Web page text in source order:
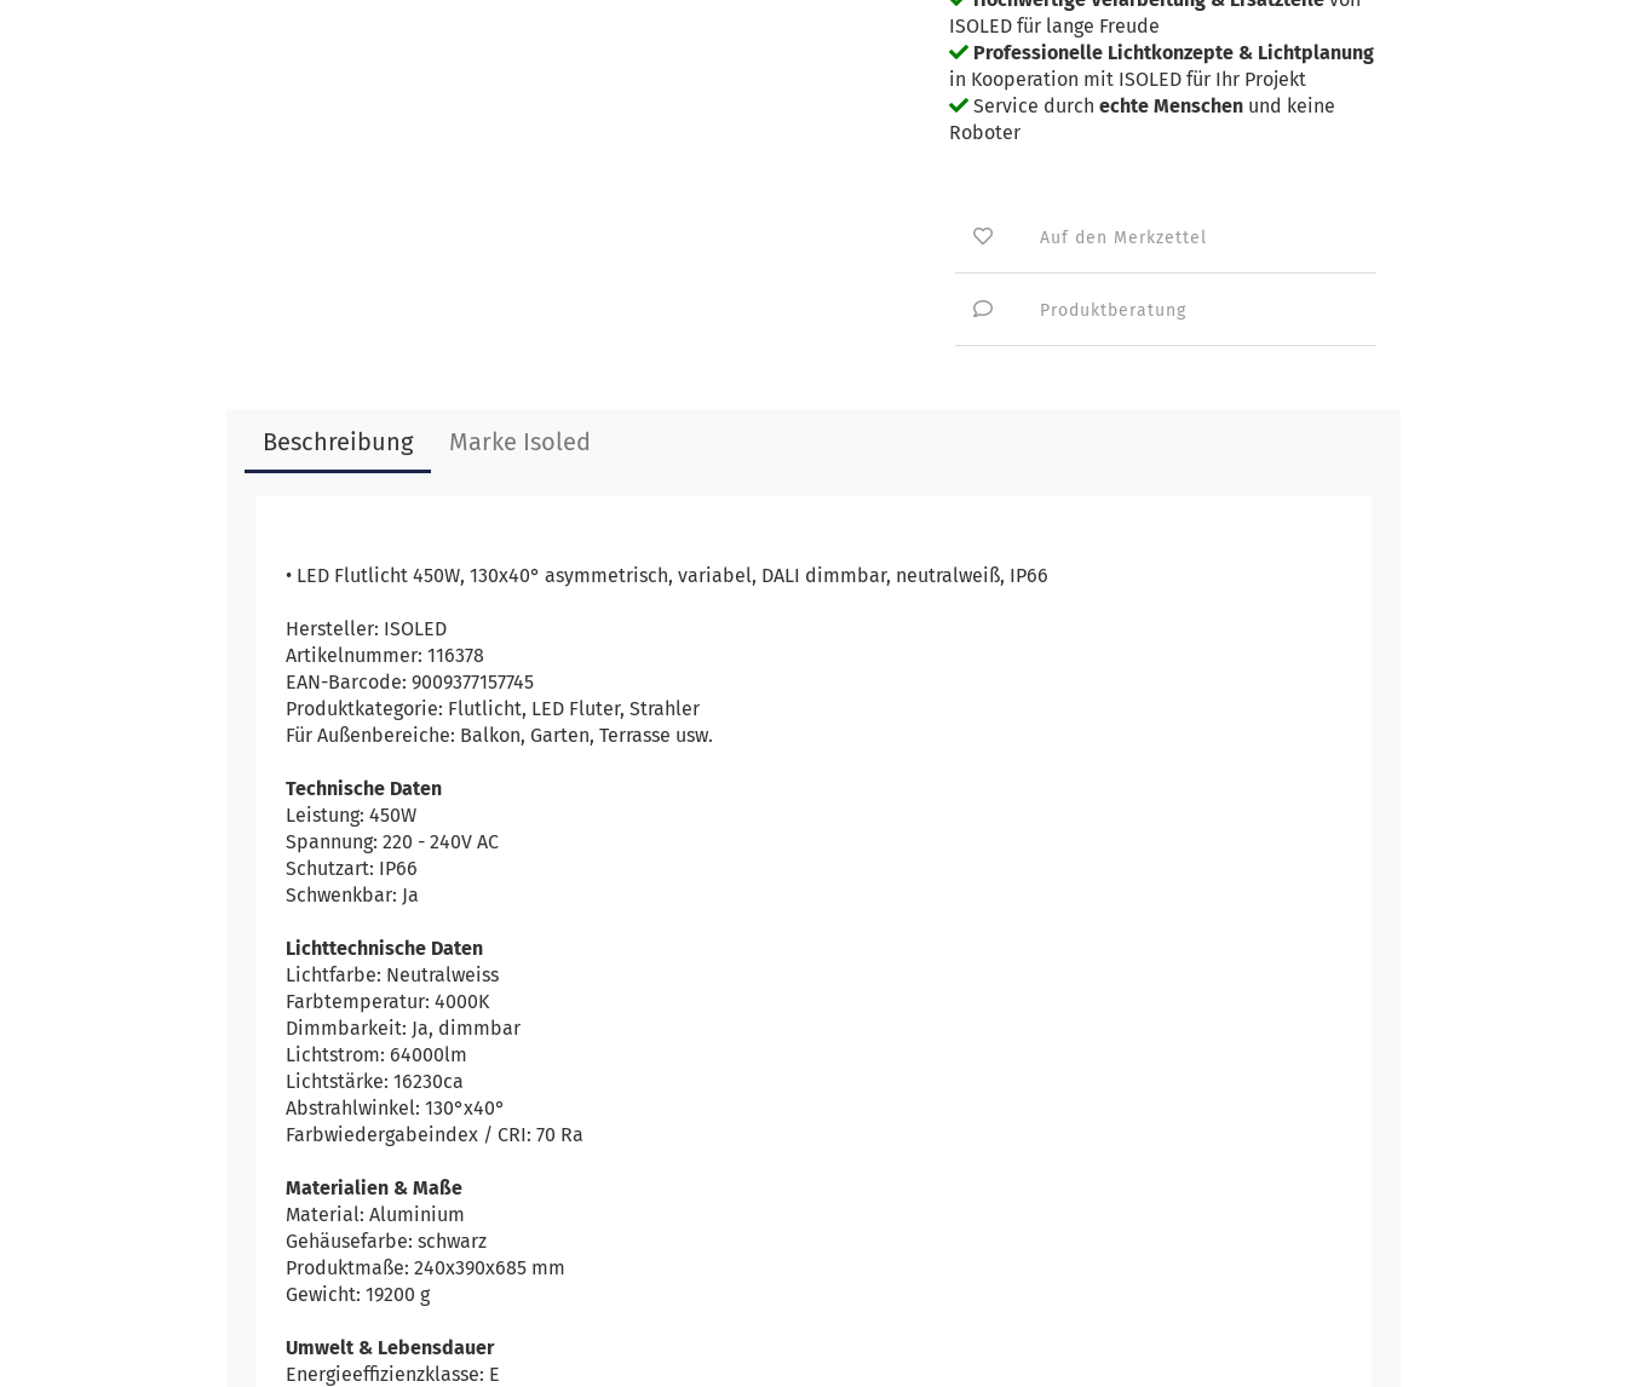
ISOLED für lange Freude
Professionelle Lichtkonzepte & Lichtplanung
in Kooperation mit ISOLED für Ihr Projekt
Service durch echte Menschen und keine
Roboter
Auf den Merkzettel
Produktberatung
Beschreibung Marke Isoled
• LED Flutlicht 450W, 130x40° asymmetrisch, variabel, DALI dimmbar, neutralweiß, IP66
Hersteller: ISOLED
Artikelnummer: 116378
EAN-Barcode: 9009377157745
Produktkategorie: Flutlicht, LED Fluter, Strahler
Für Außenbereiche: Balkon, Garten, Terrasse usw.
Technische Daten
Leistung: 450W
Spannung: 220 - 240V AC
Schutzart: IP66
Schwenkbar: Ja
Lichttechnische Daten
Lichtfarbe: Neutralweiss
Farbtemperatur: 4000K
Dimmbarkeit: Ja, dimmbar
Lichtstrom: 64000lm
Lichtstärke: 16230ca
Abstrahlwinkel: 130°x40°
Farbwiedergabeindex / CRI: 70 Ra
Materialien & Maße
Material: Aluminium
Gehäusefarbe: schwarz
Produktmaße: 240x390x685 mm
Gewicht: 19200 g
Umwelt & Lebensdauer
Energieeffizienzklasse: E